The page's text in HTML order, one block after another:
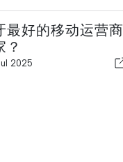
最好的移动运营商
？
2025